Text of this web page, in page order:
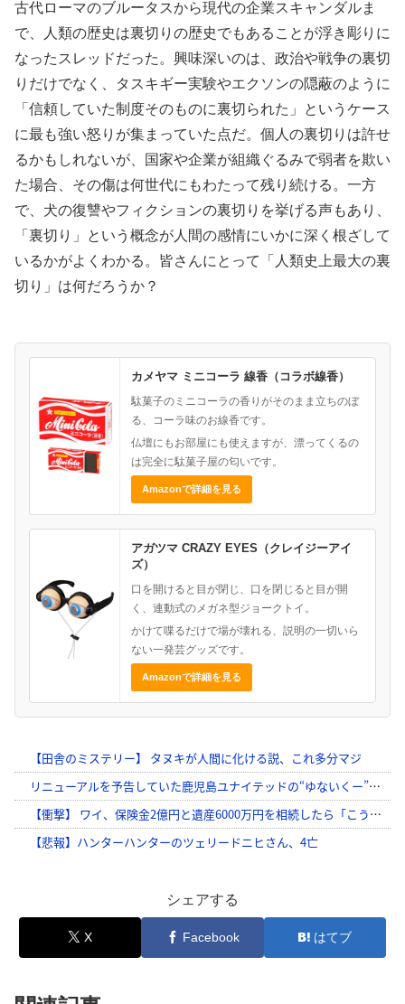
古代ローマのブルータスから現代の企業スキャンダルま
で、人類の歴史は裏切りの歴史でもあることが浮き彫りに
なったスレッドだった。興味深いのは、政治や戦争の裏切
りだけでなく、タスキギー実験やエクソンの隠蔽のように
「信頼していた制度そのものに裏切られた」というケース
に最も強い怒りが集まっていた点だ。個人の裏切りは許せ
るかもしれないが、国家や企業が組織ぐるみで弱者を欺い
た場合、その傷は何世代にもわたって残り続ける。一方
で、犬の復讐やフィクションの裏切りを挙げる声もあり、
「裏切り」という概念が人間の感情にいかに深く根ざして
いるかがよくわかる。皆さんにとって「人類史上最大の裏
切り」は何だろうか？
カメヤマ ミニコーラ 線香（コラボ線香）
駄菓子のミニコーラの香りがそのまま立ちのぼ
る、コーラ味のお線香です。
仏壇にもお部屋にも使えますが、漂ってくるの
は完全に駄菓子屋の匂いです。
Amazonで詳細を見る
アガツマ CRAZY EYES（クレイジーアイ
ズ）
口を開けると目が閉じ、口を閉じると目が開
く、連動式のメガネ型ジョークトイ。
かけて喋るだけで場が壊れる、説明の一切いら
ない一発芸グッズです。
Amazonで詳細を見る
シェアする
X Facebook はてブ